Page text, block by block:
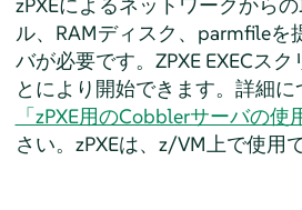
ル、RAMディスク、parmfileを
バが必要です。ZPXE EXECス
とにより開始できます。詳細に
「zPXE用のCobblerサーバの使
さい。zPXEは、z/VM上で使用